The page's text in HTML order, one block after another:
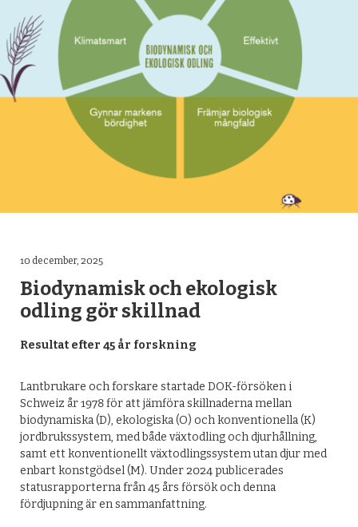
OM YTTERJÄRNA FORUM
ARKIV
FACEBOOK
10 december, 2025
Biodynamisk och ekologisk
odling gör skillnad
Resultat efter 45 år forskning
Lantbrukare och forskare startade DOK-försöken i
Schweiz år 1978 för att jämföra skillnaderna mellan
biodynamiska (D), ekologiska (O) och konventionella (K)
jordbrukssystem, med både växtodling och djurhållning,
samt ett konventionellt växtodlingssystem utan djur med
enbart konstgödsel (M). Under 2024 publicerades
statusrapporterna från 45 års försök och denna
fördjupning är en sammanfattning.